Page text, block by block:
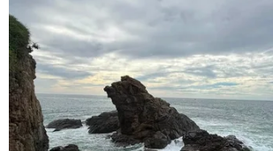
Thái Lan phát hiện hóa thạch khủng
long ăn thịt hơn 130 triệu năm tuổi
05/08/2026 00:00